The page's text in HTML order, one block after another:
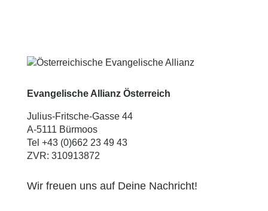
Evangelische Allianz Österreich
Julius-Fritsche-Gasse 44
A-5111 Bürmoos
Tel +43 (0)662 23 49 43
ZVR: 310913872
Wir freuen uns auf Deine Nachricht!